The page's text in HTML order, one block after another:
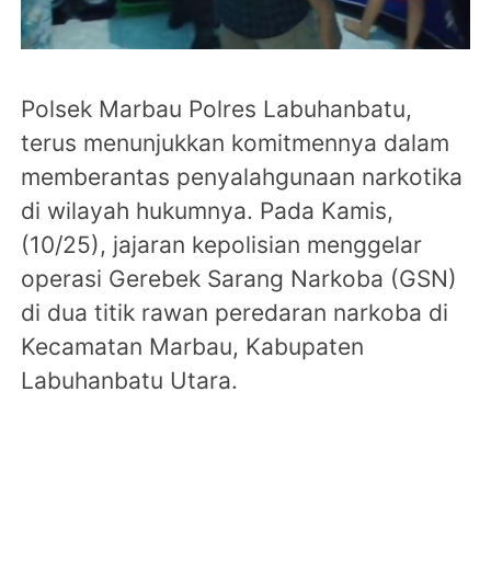
Polsek Marbau Polres Labuhanbatu,
terus menunjukkan komitmennya dalam
memberantas penyalahgunaan narkotika
di wilayah hukumnya. Pada Kamis,
(10/25), jajaran kepolisian menggelar
operasi Gerebek Sarang Narkoba (GSN)
di dua titik rawan peredaran narkoba di
Kecamatan Marbau, Kabupaten
Labuhanbatu Utara.